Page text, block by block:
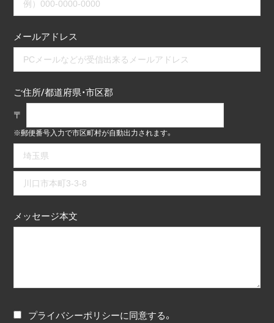
メールアドレス
ご住所/都道府県・市区郡
〒
※郵便番号入力で市区町村が自動出力されます。
メッセージ本文
プライバシーポリシーに同意する。